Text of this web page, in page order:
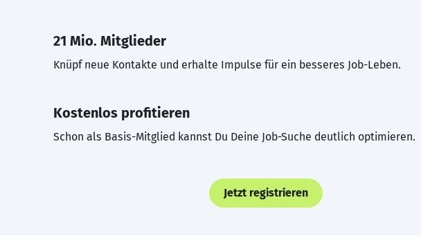
21 Mio. Mitglieder
Knüpf neue Kontakte und erhalte Impulse für ein besseres Job-Leben.
Kostenlos profitieren
Schon als Basis-Mitglied kannst Du Deine Job-Suche deutlich optimieren.
Jetzt registrieren